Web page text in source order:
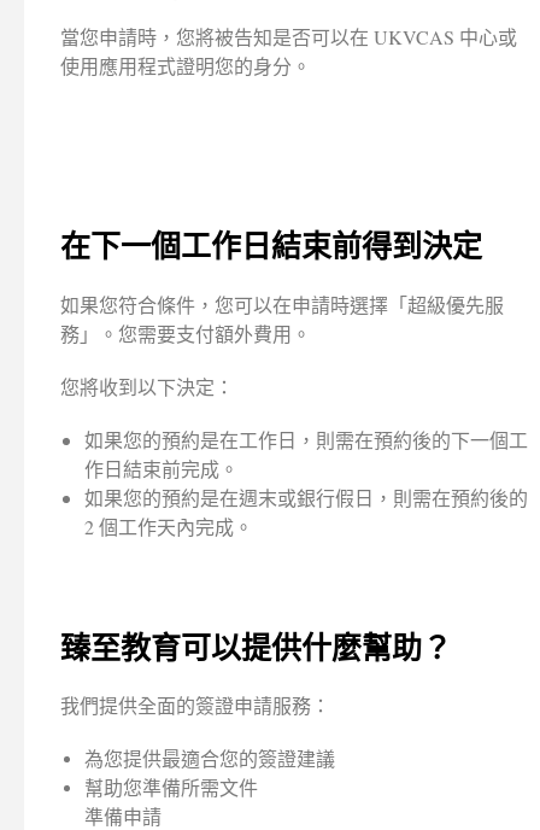
當您申請時，您將被告知是否可以在 UKVCAS 中心或
使用應用程式證明您的身分。
在下一個工作日結束前得到決定
如果您符合條件，您可以在申請時選擇「超級優先服
務」。您需要支付額外費用。
您將收到以下決定：
如果您的預約是在工作日，則需在預約後的下一個工
作日結束前完成。
如果您的預約是在週末或銀行假日，則需在預約後的
2 個工作天內完成。
臻至教育可以提供什麼幫助？
我們提供全面的簽證申請服務：
為您提供最適合您的簽證建議
幫助您準備所需文件
準備申請